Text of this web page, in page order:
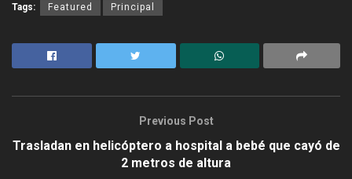
Tags: Featured Principal
Previous Post
Trasladan en helicóptero a hospital a bebé que cayó de
2 metros de altura